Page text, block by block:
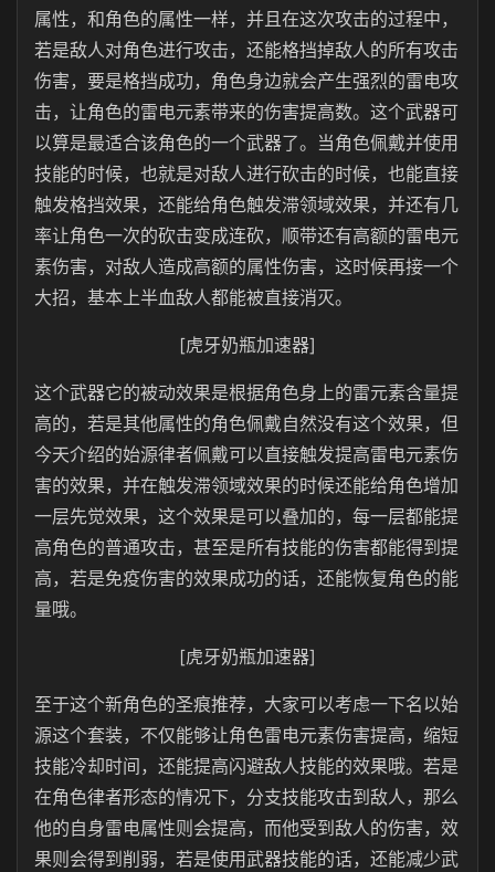
属性，和角色的属性一样，并且在这次攻击的过程中，
若是敌人对角色进行攻击，还能格挡掉敌人的所有攻击
伤害，要是格挡成功，角色身边就会产生强烈的雷电攻
击，让角色的雷电元素带来的伤害提高数。这个武器可
以算是最适合该角色的一个武器了。当角色佩戴并使用
技能的时候，也就是对敌人进行砍击的时候，也能直接
触发格挡效果，还能给角色触发滞领域效果，并还有几
率让角色一次的砍击变成连砍，顺带还有高额的雷电元
素伤害，对敌人造成高额的属性伤害，这时候再接一个
大招，基本上半血敌人都能被直接消灭。
[虎牙奶瓶加速器]
这个武器它的被动效果是根据角色身上的雷元素含量提
高的，若是其他属性的角色佩戴自然没有这个效果，但
今天介绍的始源律者佩戴可以直接触发提高雷电元素伤
害的效果，并在触发滞领域效果的时候还能给角色增加
一层先觉效果，这个效果是可以叠加的，每一层都能提
高角色的普通攻击，甚至是所有技能的伤害都能得到提
高，若是免疫伤害的效果成功的话，还能恢复角色的能
量哦。
[虎牙奶瓶加速器]
至于这个新角色的圣痕推荐，大家可以考虑一下名以始
源这个套装，不仅能够让角色雷电元素伤害提高，缩短
技能冷却时间，还能提高闪避敌人技能的效果哦。若是
在角色律者形态的情况下，分支技能攻击到敌人，那么
他的自身雷电属性则会提高，而他受到敌人的伤害，效
果则会得到削弱，若是使用武器技能的话，还能减少武